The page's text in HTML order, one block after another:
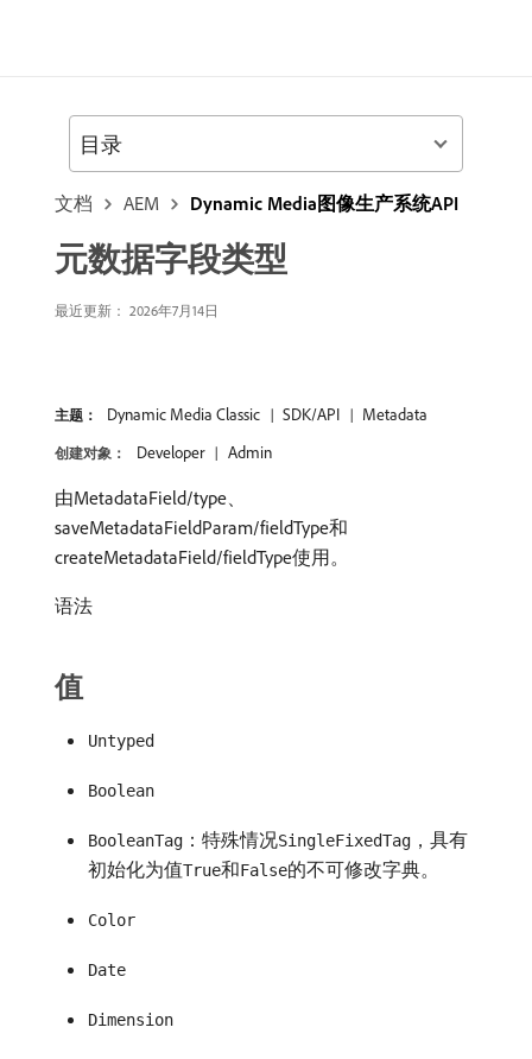
文档 AEM Dynamic Media图像生产系统API
元数据字段类型
最近更新： 2026年7月14日
主题： Dynamic Media Classic SDK/API Metadata
创建对象： Developer Admin
由MetadataField/type、
saveMetadataFieldParam/fieldType和
createMetadataField/fieldType使用。
语法
值
Untyped
Boolean
BooleanTag ：特殊情况SingleFixedTag ，具有
初始化为值True和False的不可修改字典。
Color
Date
Dimension
目录